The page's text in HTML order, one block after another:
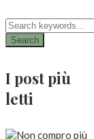
Search
I post più
letti